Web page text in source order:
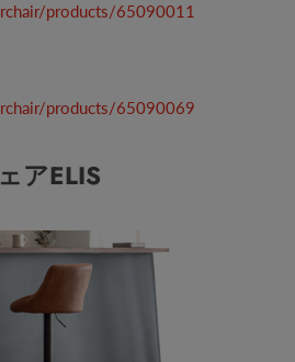
products/65090011
products/65090069
アELIS